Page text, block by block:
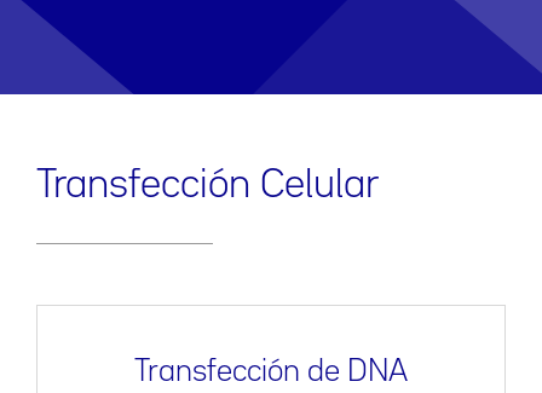
Transfección Celular
Transfección de DNA